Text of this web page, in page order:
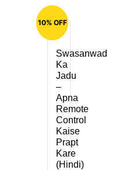
10% OFF
Swasanwad
Ka
Jadu
–
Apna
Remote
Control
Kaise
Prapt
Kare
(Hindi)